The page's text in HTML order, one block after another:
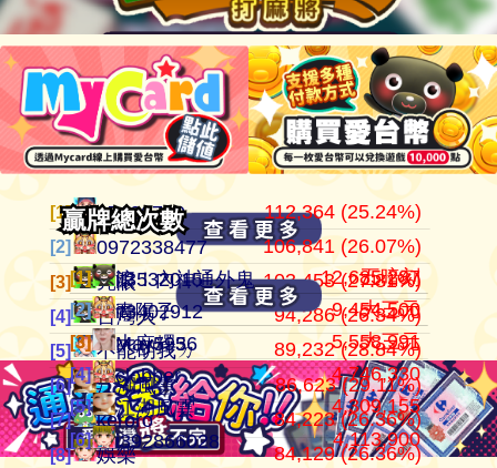
愛台灣打麻將🖥️📱適用於所有市面上大部分
瀏覽器(HTML5 遊戲)，免下載，免安裝，
現在立即點擊馬上玩😊❤️💕😘
[1] 江湖風雲 105,374,201
[2] 田寮阿寶 37,514,997
[3] 11060203 24,291,216
[4] ‘見好就收’ 21,354,199
[5] Apple0613 21,262,310
[6] it2989674 18,649,605
[7] i918472090 15,700,866
[8] ONTARIO歐巴桑 11,221,251
贏牌總次數
贏牌總次數
[1] 07100710 112,364 (25.24%)
[2] 0972338477 106,841 (26.07%)
[3] 亮眼 103,453 (27.81%)
[4] 台灣人 94,286 (26.34%)
[5] 不能胡我ㄉ 89,232 (28.84%)
[6] 江湖風雲 86,623 (29.11%)
[7] keroro 84,223 (26.36%)
[8] 娛樂 84,129 (26.36%)
[1] 07100710 445,152
[2] 0972338477 409,864
[3] 亮眼 371,987
[4] 台灣人 357,932
[5] keroro 319,477
[6] 娛樂 319,163
[7] 儍豬尾Q 317,964
[8] 不能胡我ㄉ 309,439
[1] 滾！內神通外鬼坐斃A賽金12,685,287
[2] 青陽子 9,454,500
[3] 大麻糬3 5,558,991
[4] clobber 4,746,330
[5] 江湖風雲 4,309,155
[6] i392866028 4,113,900
[1] it3532015 五暗刻
[2] it3402912 大三元
[3] May5956 大三元